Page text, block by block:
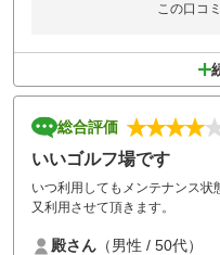
この口コ
総合評価
いいゴルフ場です
いつ利用してもメンテナンス状
又利用させて頂きます。
殿さん （男性 / 50代）